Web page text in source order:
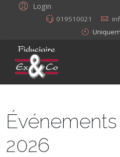
Login
019510021
2026